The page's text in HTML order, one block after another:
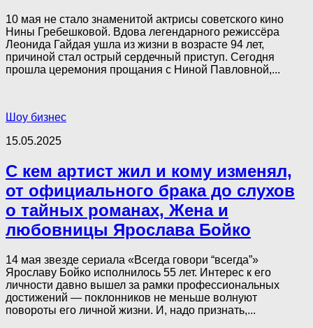
10 мая не стало знаменитой актрисы советского кино
Нины Гребешковой. Вдова легендарного режиссёра
Леонида Гайдая ушла из жизни в возрасте 94 лет,
причиной стал острый сердечный приступ. Сегодня
прошла церемония прощания с Ниной Павловной,...
Шоу бизнес
15.05.2025
С кем артист жил и кому изменял,
от официального брака до слухов
о тайных романах, Жена и
любовницы Ярослава Бойко
14 мая звезде сериала «Всегда говори “всегда”»
Ярославу Бойко исполнилось 55 лет. Интерес к его
личности давно вышел за рамки профессиональных
достижений — поклонников не меньше волнуют
повороты его личной жизни. И, надо признать,...